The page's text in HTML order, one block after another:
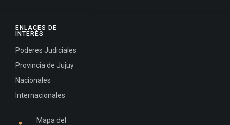
ENLACES DE
INTERÉS
Poderes Judiciales
Provincia de Jujuy
Nacionales
Internacionales
Mapa del